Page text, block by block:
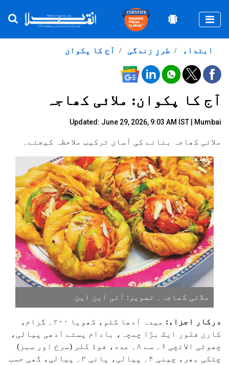
آج کا پکوان طرزِ زندگی ابتداء
آج کا پکوان: ملائی کھاجہ
Updated: June 29, 2026, 9:03 AM IST | Mumbai
ملائی کھاجہ بنانے کی آسان ترکیب ملاحظہ کیجئے۔
ملائی کھاجہ۔ تصویر: آئی این این
درکار اجزاء:
میدہ آدھا کلو، کھویا ۲۰۰؍ گرام،
کارن فلور ایک بڑا چمچہ، بادام پستے آدھی پیالی،
چھوٹی الائچی ۶؍ سے ۸؍ عدد، فوڈ کلر (سرخ اور سبز)
چٹکی بھر، چینی ۴؍ پیالی، پانی ۳؍ پیالی، گھی حسب